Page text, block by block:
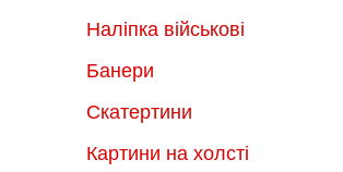
Наліпка військові
Банери
Скатертини
Картини на холсті